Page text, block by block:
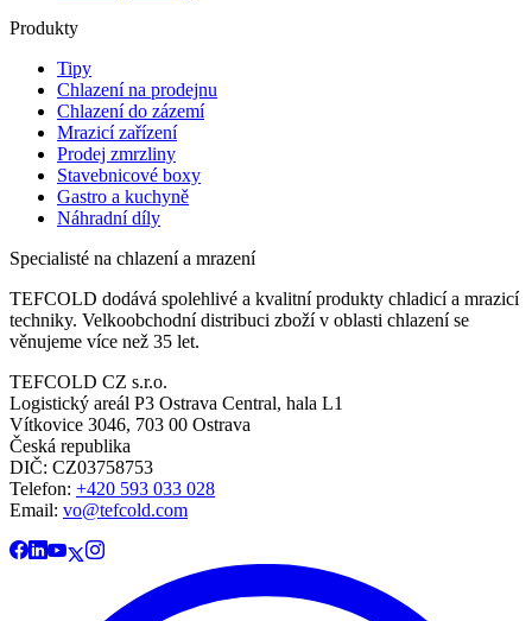
Produkty
Tipy
Chlazení na prodejnu
Chlazení do zázemí
Mrazicí zařízení
Prodej zmrzliny
Stavebnicové boxy
Gastro a kuchyně
Náhradní díly
Specialisté na chlazení a mrazení
TEFCOLD dodává spolehlivé a kvalitní produkty chladicí a mrazicí
techniky. Velkoobchodní distribuci zboží v oblasti chlazení se
věnujeme více než 35 let.
TEFCOLD CZ s.r.o.
Logistický areál P3 Ostrava Central, hala L1
Vítkovice 3046, 703 00 Ostrava
Česká republika
DIČ: CZ03758753​​​​​​
Telefon: +420 593 033 028
Email: vo@tefcold.com